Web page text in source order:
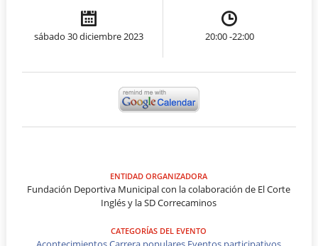
sábado 30 diciembre 2023 20:00 -22:00
ENTIDAD ORGANIZADORA
Fundación Deportiva Municipal con la colaboración de El Corte
Inglés y la SD Correcaminos
CATEGORÍAS DEL EVENTO